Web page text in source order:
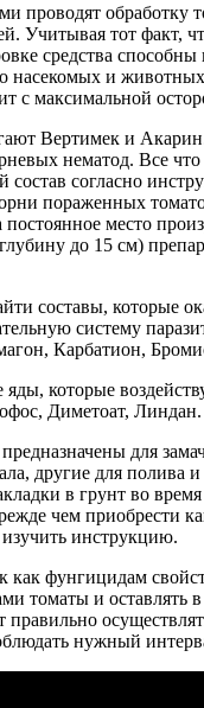
проводят обработку
Учитывая тот факт,
средства способны
насекомых и
с максимальной
Вертимек и
нематод. Все
состав согласно
пораженных
место
до 15 см)
составы, которые
систему
Карбатион,
яды, которые
Диметоат, Линдан.
для
другие для полива
в грунт во
чем приобрести
инструкцию.
как фунгицидам
томаты и оставлять
правильно
нужный